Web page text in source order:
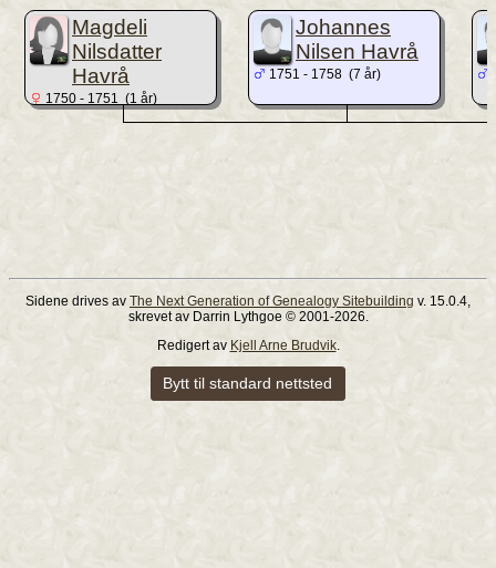
Magdeli
Nilsdatter
Havrå
1750 - 1751 (1 år)
Johannes
Nilsen Havrå
1751 - 1758 (7 år)
Sidene drives av The Next Generation of Genealogy Sitebuilding v. 15.0.4,
skrevet av Darrin Lythgoe © 2001-2026.
Redigert av Kjell Arne Brudvik.
Bytt til standard nettsted